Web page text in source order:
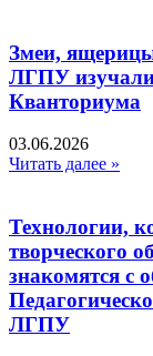
Змеи,
ЛГПУ
Кванториума
03.06.2026
Читать далее »
Технологии,
творческого
знакомятся с
ЛГПУ